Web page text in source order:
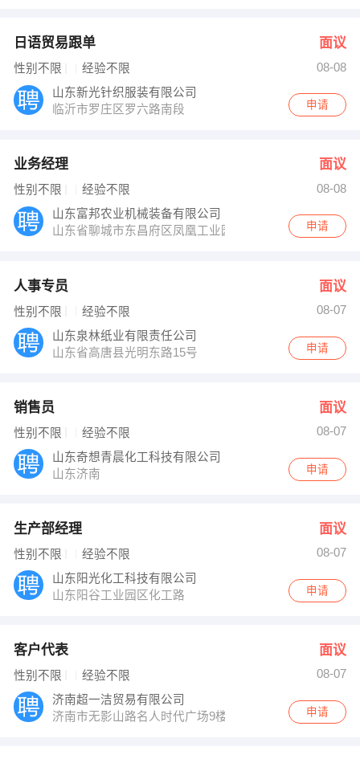
日语贸易跟单 面议
性别不限 经验不限
08-08
山东新光针织服装有限公司
临沂市罗庄区罗六路南段
申请
业务经理 面议
性别不限 经验不限
08-08
山东富邦农业机械装备有限公司
山东省聊城市东昌府区凤凰工业园经二路8号
申请
人事专员 面议
性别不限 经验不限
08-07
山东泉林纸业有限责任公司
山东省高唐县光明东路15号
申请
销售员 面议
性别不限 经验不限
08-07
山东奇想青晨化工科技有限公司
山东济南
申请
生产部经理 面议
性别不限 经验不限
08-07
山东阳光化工科技有限公司
山东阳谷工业园区化工路
申请
客户代表 面议
性别不限 经验不限
08-07
济南超一洁贸易有限公司
济南市无影山路名人时代广场9楼901室
申请